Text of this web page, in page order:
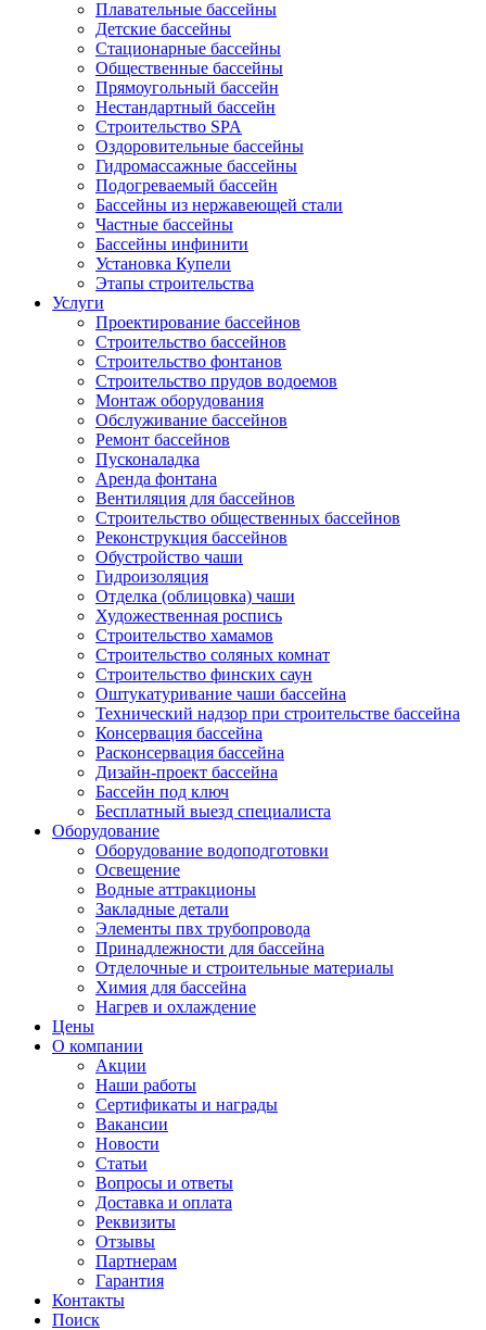
Плавательные бассейны
Детские бассейны
Стационарные бассейны
Общественные бассейны
Прямоугольный бассейн
Нестандартный бассейн
Строительство SPA
Оздоровительные бассейны
Гидромассажные бассейны
Подогреваемый бассейн
Бассейны из нержавеющей стали
Частные бассейны
Бассейны инфинити
Установка Купели
Этапы строительства
Услуги
Проектирование бассейнов
Строительство бассейнов
Строительство фонтанов
Строительство прудов водоемов
Монтаж оборудования
Обслуживание бассейнов
Ремонт бассейнов
Пусконаладка
Аренда фонтана
Вентиляция для бассейнов
Строительство общественных бассейнов
Реконструкция бассейнов
Обустройство чаши
Гидроизоляция
Отделка (облицовка) чаши
Художественная роспись
Строительство хамамов
Строительство соляных комнат
Строительство финских саун
Оштукатуривание чаши бассейна
Технический надзор при строительстве бассейна
Консервация бассейна
Расконсервация бассейна
Дизайн-проект бассейна
Бассейн под ключ
Бесплатный выезд специалиста
Оборудование
Оборудование водоподготовки
Освещение
Водные аттракционы
Закладные детали
Элементы пвх трубопровода
Принадлежности для бассейна
Отделочные и строительные материалы
Химия для бассейна
Нагрев и охлаждение
Цены
О компании
Акции
Наши работы
Сертификаты и награды
Вакансии
Новости
Статьи
Вопросы и ответы
Доставка и оплата
Реквизиты
Отзывы
Партнерам
Гарантия
Контакты
Поиск